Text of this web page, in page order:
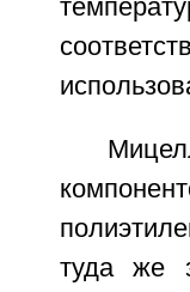
туда же